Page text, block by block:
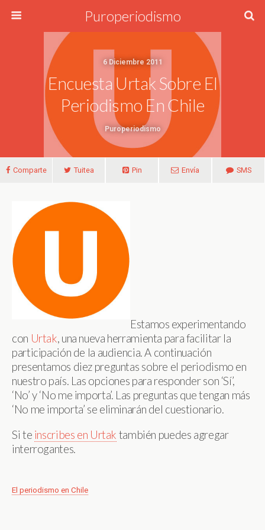
Puroperiodismo
6 Diciembre 2011
Encuesta Urtak Sobre El
Periodismo En Chile
Puroperiodismo
Comparte Tuitea Pin Envía SMS
Estamos experimentando
con Urtak, una nueva herramienta para facilitar la
participación de la audiencia. A continuación
presentamos diez preguntas sobre el periodismo en
nuestro país. Las opciones para responder son ‘Sí’,
‘No’ y ‘No me importa’. Las preguntas que tengan más
‘No me importa’ se eliminarán del cuestionario.
Si te inscribes en Urtak también puedes agregar
interrogantes.
El periodismo en Chile